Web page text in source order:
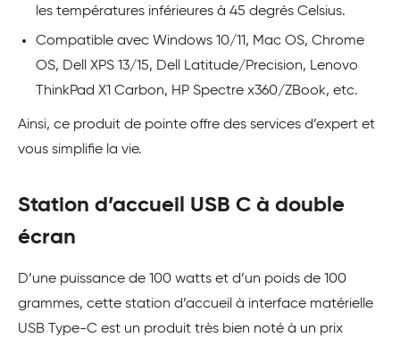
les températures inférieures à 45 degrés Celsius.
Compatible avec Windows 10/11, Mac OS, Chrome
OS, Dell XPS 13/15, Dell Latitude/Precision, Lenovo
ThinkPad X1 Carbon, HP Spectre x360/ZBook, etc.
Ainsi, ce produit de pointe offre des services d’expert et
vous simplifie la vie.
Station d’accueil USB C à double
écran
D’une puissance de 100 watts et d’un poids de 100
grammes, cette station d’accueil à interface matérielle
USB Type-C est un produit très bien noté à un prix